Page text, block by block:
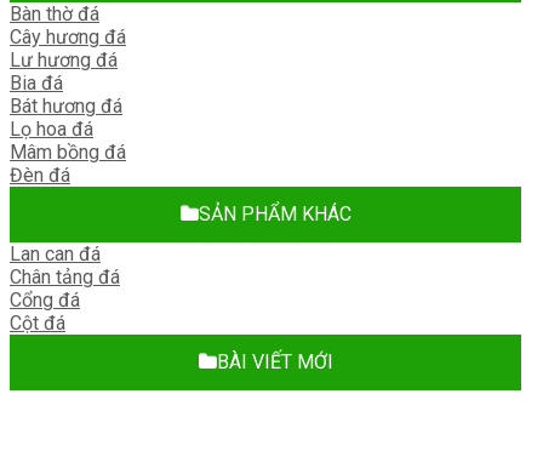
Bàn thờ đá
Cây hương đá
Lư hương đá
Bia đá
Bát hương đá
Lọ hoa đá
Mâm bồng đá
Đèn đá
SẢN PHẨM KHÁC
Lan can đá
Chân tảng đá
Cổng đá
Cột đá
BÀI VIẾT MỚI